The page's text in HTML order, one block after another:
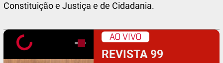
Constituição e Justiça e de Cidadania.
AO VIVO
REVISTA 99